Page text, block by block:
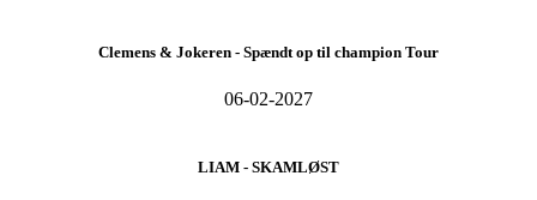
Clemens & Jokeren - Spændt op til champion Tour
06-02-2027
LIAM - SKAMLØST